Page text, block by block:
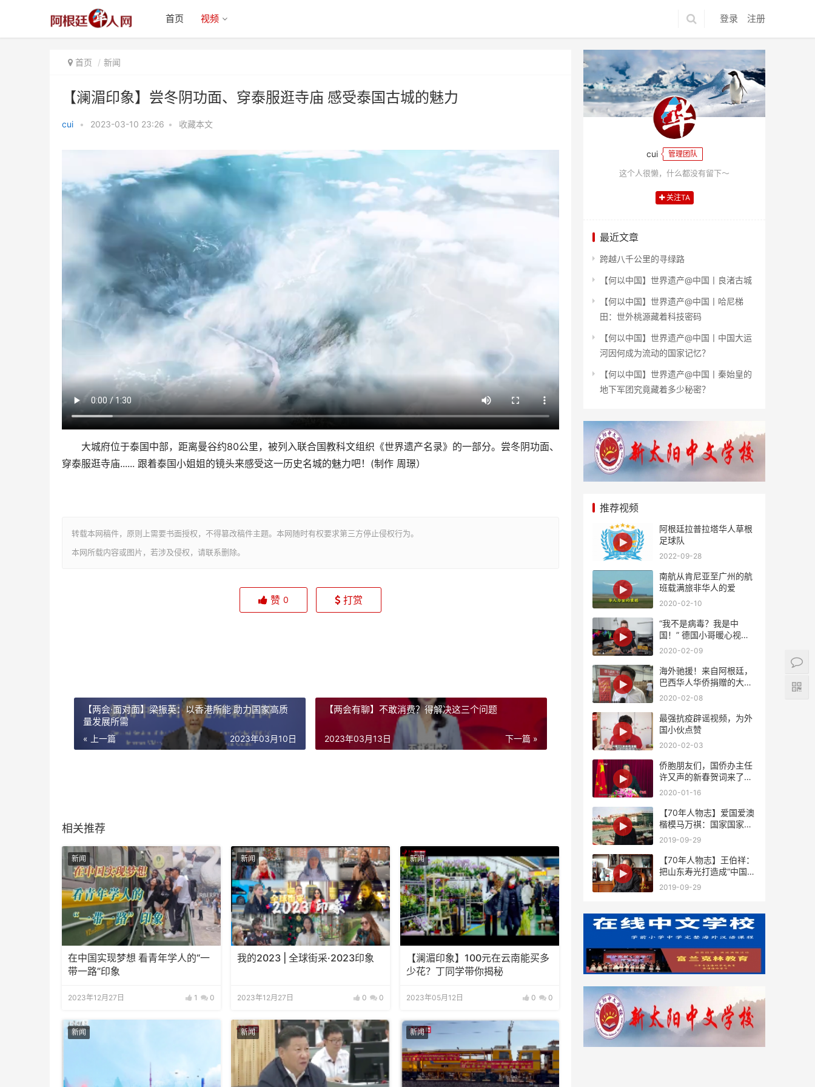
登录 注册
首页 视频
首页 新闻
【澜湄印象】尝冬阴功面、穿泰服逛寺庙 感受泰国古城的魅力
cui • 2023-03-10 23:26 • 收藏本文
大城府位于泰国中部，距离曼谷约80公里，被列入联合国教科文组织《世界遗产名录》的一部分。尝冬阴功面、
穿泰服逛寺庙...... 跟着泰国小姐姐的镜头来感受这一历史名城的魅力吧！(制作 周璟）
转载本网稿件，原则上需要书面授权，不得篡改稿件主题。本网随时有权要求第三方停止侵权行为。
本网所载内容或图片，若涉及侵权，请联系删除。
赞 0 打赏
【两会·面对面】梁振英：以香港所能 助力国家高质
量发展所需
« 上一篇 2023年03月10日
【两会有聊】不敢消费？得解决这三个问题
下一篇 »
2023年03月13日
相关推荐
新闻
在中国实现梦想 看青年学人的“一
带一路”印象
2023年12月27日 1 0
新闻
我的2023 | 全球街采·2023印象
2023年12月27日 0 0
新闻
【澜湄印象】100元在云南能买多
少花？丁同学带你揭秘
2023年05月12日 0 0
新闻 新闻 新闻
cui 管理团队
这个人很懒，什么都没有留下～
关注TA
最近文章
跨越八千公里的寻绿路
【何以中国】世界遗产@中国丨良渚古城
【何以中国】世界遗产@中国丨哈尼梯
田：世外桃源藏着科技密码
【何以中国】世界遗产@中国丨中国大运
河因何成为流动的国家记忆？
【何以中国】世界遗产@中国丨秦始皇的
地下军团究竟藏着多少秘密？
推荐视频
阿根廷拉普拉塔华人草根
足球队
2022-09-28
南航从肯尼亚至广州的航
班载满旅非华人的爱
2020-02-10
“我不是病毒？我是中
国！” 德国小哥暖心视频
支持中国！
2020-02-09
海外驰援！来自阿根廷，
巴西华人华侨捐赠的大批
量紧缺医疗物资将陆续抵
2020-02-08
最强抗疫辟谣视频，为外
国小伙点赞
2020-02-03
侨胞朋友们，国侨办主任
许又声的新春贺词来了，
请查收！
2020-01-16
【70年人物志】爱国爱澳
楷模马万祺：国家国家，
祖国是国澳门是家
2019-09-29
【70年人物志】王伯祥：
把山东寿光打造成“中国蔬
菜之乡”
2019-09-29